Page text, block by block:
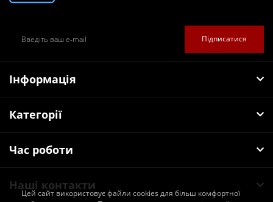
Підписатися
Інформація
Категорії
Час роботи
Наші контакти
Цей сайт використовує файли cookies для більш комфортної